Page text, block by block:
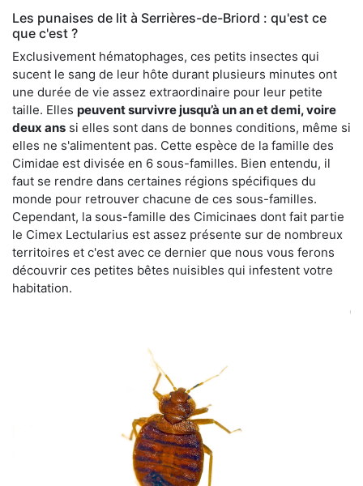
Les punaises de lit à Serrières-de-Briord : qu'est ce
que c'est ?
Exclusivement hématophages, ces petits insectes qui
sucent le sang de leur hôte durant plusieurs minutes ont
une durée de vie assez extraordinaire pour leur petite
taille. Elles peuvent survivre jusqu’à un an et demi, voire
deux ans si elles sont dans de bonnes conditions, même si
elles ne s'alimentent pas. Cette espèce de la famille des
Cimidae est divisée en 6 sous-familles. Bien entendu, il
faut se rendre dans certaines régions spécifiques du
monde pour retrouver chacune de ces sous-familles.
Cependant, la sous-famille des Cimicinaes dont fait partie
le Cimex Lectularius est assez présente sur de nombreux
territoires et c'est avec ce dernier que nous vous ferons
découvrir ces petites bêtes nuisibles qui infestent votre
habitation.